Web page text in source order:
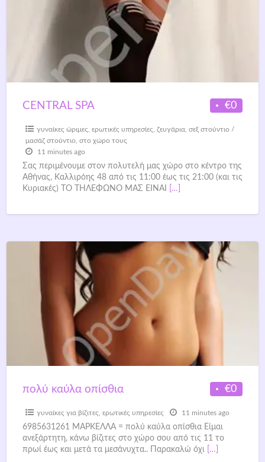
€0
CENTRAL SPA
γυναίκες ώριμες ερωτικές υπηρεσίες ζευγάρια σεξ στούντιο /
μασάζ στούντιο, στο χώρο τους
11 minutes ago
Σας περιμένουμε στον πολυτελή μας χώρο στο κέντρο της
Αθήνας, Καλλιρόης 48 από τις 11:00 έως τις 21:00 (και τις
Κυριακές) ΤΟ ΤΗΛΕΦΩΝΟ ΜΑΣ ΕΙΝΑΙ
[…]
€0
πολύ καύλα οπίσθια
γυναίκες για βίζιτες ερωτικές υπηρεσίες 11 minutes ago
6985631261 ΜΑΡΚΕΛΛΑ = πολύ καύλα οπίσθια Είμαι
ανεξάρτητη, κάνω βίζιτες στο χώρο σου από τις 11 το
πρωί έως και μετά τα μεσάνυχτα.. Παρακαλώ όχι
[…]